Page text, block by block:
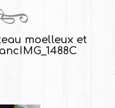
moelleux et
IMG_1488C